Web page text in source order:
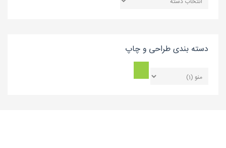
بندی
دسته بندی طراحی و چاپ